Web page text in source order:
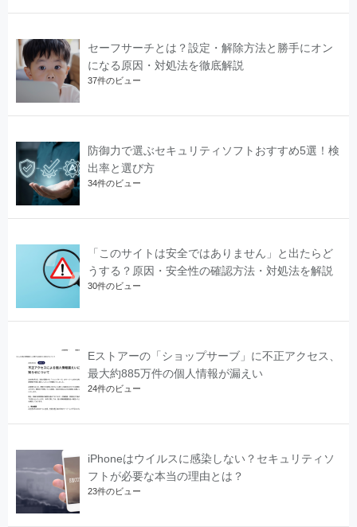
セーフサーチとは？設定・解除方法と勝手にオン
になる原因・対処法を徹底解説
37件のビュー
防御力で選ぶセキュリティソフトおすすめ5選！検
出率と選び方
34件のビュー
「このサイトは安全ではありません」と出たらど
うする？原因・安全性の確認方法・対処法を解説
30件のビュー
Eストアーの「ショップサーブ」に不正アクセス、
最大約885万件の個人情報が漏えい
24件のビュー
iPhoneはウイルスに感染しない？セキュリティソ
フトが必要な本当の理由とは？
23件のビュー